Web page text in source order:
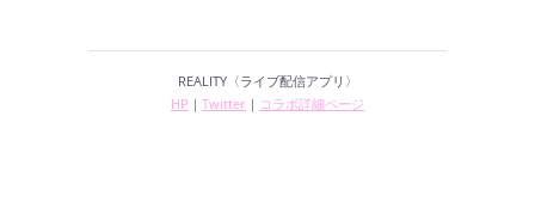
REALITY〈ライブ配信アプリ〉
HP ｜ Twitter ｜ コラボ詳細ページ